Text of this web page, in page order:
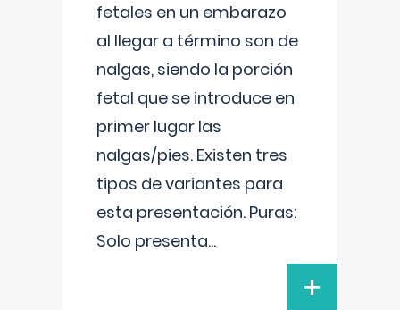
fetales en un embarazo
al llegar a término son de
nalgas, siendo la porción
fetal que se introduce en
primer lugar las
nalgas/pies. Existen tres
tipos de variantes para
esta presentación. Puras:
Solo presenta...
+